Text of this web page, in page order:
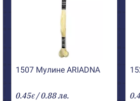
1507 Мулине АRIADNA
0.45€ / 0.88 лв.